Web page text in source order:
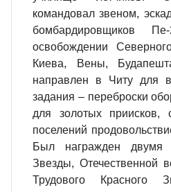
командовал звеном,
бомбардировщиков
освобождении
Киева, Вены,
направлен в Читу для
задания – переброски
для золотых приисков,
поселений
Был награжден двумя
Звезды, Отечественной
Трудового Красного